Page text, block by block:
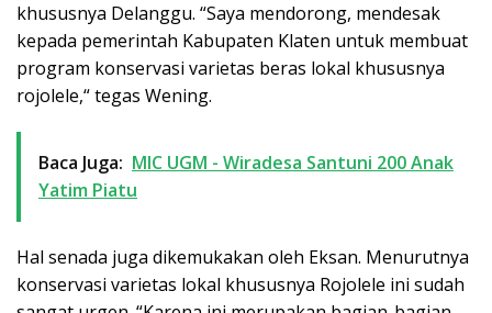
khususnya Delanggu. “Saya mendorong, mendesak
kepada pemerintah Kabupaten Klaten untuk membuat
program konservasi varietas beras lokal khususnya
rojolele,“ tegas Wening.
Baca Juga: MIC UGM - Wiradesa Santuni 200 Anak
Yatim Piatu
Hal senada juga dikemukakan oleh Eksan. Menurutnya
konservasi varietas lokal khususnya Rojolele ini sudah